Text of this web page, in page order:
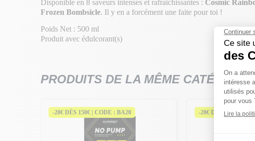
Disponible en 8 saveurs intenses et rafraîchissantes : Cosmic
Frozen Bombsicle. Il y en a forcément une faite pour toi !
Poids Net : 500 ml
Produit avec édulcorant(s)
PRODUITS DE LA MÊME CATÉGORIE
-20€ DÈS 150€ | CODE : BA20 -20€ DÈS 150€ |